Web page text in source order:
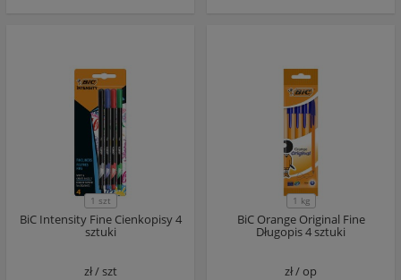
1 szt
BiC Intensity Fine Cienkopisy 4
sztuki
zł /szt
1 kg
BiC Orange Original Fine
Długopis 4 sztuki
zł /op